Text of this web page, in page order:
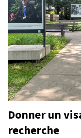
Donner un
recherche